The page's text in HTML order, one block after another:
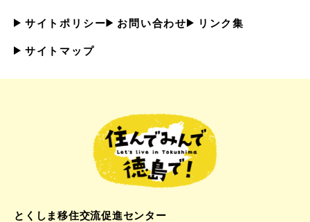
サイトポリシー お問い合わせ リンク集
サイトマップ
とくしま移住交流促進センター